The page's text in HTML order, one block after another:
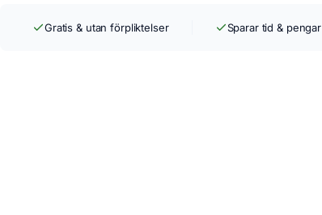
Gratis & utan förpliktelser Sparar tid & pengar